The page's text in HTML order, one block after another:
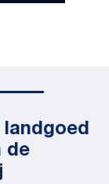
landgoed
de